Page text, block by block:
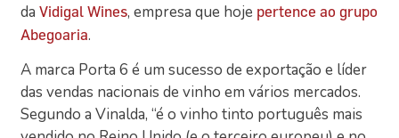
daVidigal Wines, empresa que hoje pertence ao grupo
Abegoaria.
A marca Porta 6 é um sucesso de exportação e líder
das vendas nacionais de vinho em vários mercados.
Segundo a Vinalda, “é o vinho tinto português mais